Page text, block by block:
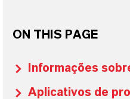
ON THIS PAGE
Informações
Aplicativos de